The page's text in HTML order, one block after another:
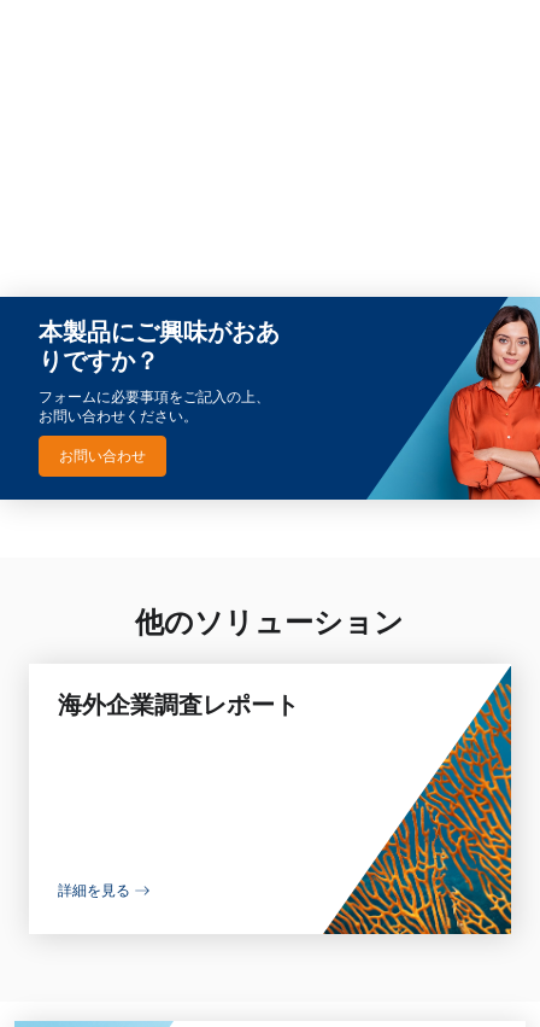
本製品にご興味がおあ
りですか？
フォームに必要事項をご記入の上、
お問い合わせください。
お問い合わせ
他のソリューション
海外企業調査レポート
詳細を見る